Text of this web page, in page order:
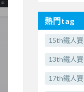
熱門tag
15th鐵人賽
13th鐵人賽
17th鐵人賽